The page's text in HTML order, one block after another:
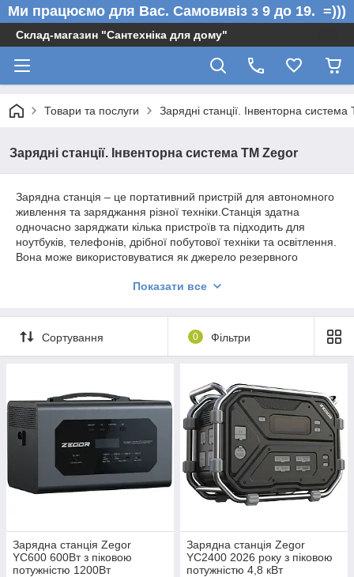
Ми працюємо для Вас. Самовивіз з 9 до 19. =)))
Склад-магазин "Сантехніка для дому"
Товари та послуги Зарядні станції. Інвенторна
Зарядні станції. Інвенторна система ТМ Zegor
Зарядна станція – це портативний пристрій для автономного
живлення та заряджання різної техніки.Станція здатна
одночасно заряджати кілька пристроїв та підходить для
ноутбуків, телефонів, дрібної побутової техніки та освітлення.
Вона може використовуватися як джерело резервного
Гібридний інвертор Zegor завдяки своїй компактності та
електроенергії побутових споживачів, включаючи освітлення,
опалення та роботу побутової техніки. З його допомогою ви
дачних будинків, створивши повністю автономну систему
енергопостачання. Інвертор може стати незамінним
елементом системи резервного живлення критично
важливого обладнання.
Показати все
Сортування 0 Фільтри
Зарядна станція Zegor
YC600 600Вт з піковою
потужністю 1200Вт
Зарядна станція Zegor
YC2400 2026 року з піковою
потужністю 4,8 кВт